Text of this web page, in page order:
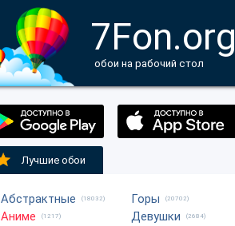
7Fon.org
обои на рабочий стол
Лучшие обои
Абстрактные (18032)
Аниме (1217)
Горы (20702)
Девушки (2684)